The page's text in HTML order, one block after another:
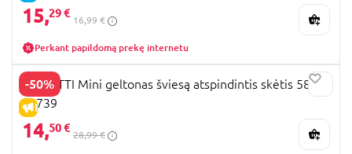
15,29 €
16,99 €
Perkant papildomą prekę internetu
-50%
IŠPARDAVIMAS
PERLETTI Mini geltonas šviesą atspindintis skėtis 58/8,
21739
14,50 €
28,99 €